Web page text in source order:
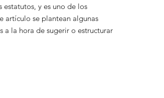
estatutos, y es uno de los
artículo se plantean algunas
la hora de sugerir o estructurar